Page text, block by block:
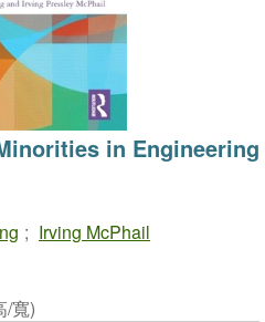
in Engineering
; Irving McPhail
/寬)